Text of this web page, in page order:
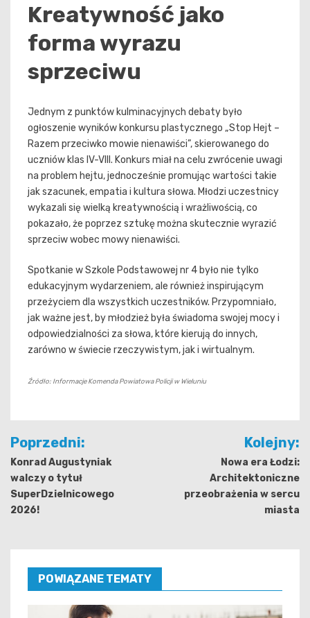
Kreatywność jako
forma wyrazu
sprzeciwu
Jednym z punktów kulminacyjnych debaty było
ogłoszenie wyników konkursu plastycznego „Stop Hejt –
Razem przeciwko mowie nienawiści”, skierowanego do
uczniów klas IV-VIII. Konkurs miał na celu zwrócenie uwagi
na problem hejtu, jednocześnie promując wartości takie
jak szacunek, empatia i kultura słowa. Młodzi uczestnicy
wykazali się wielką kreatywnością i wrażliwością, co
pokazało, że poprzez sztukę można skutecznie wyrazić
sprzeciw wobec mowy nienawiści.
Spotkanie w Szkole Podstawowej nr 4 było nie tylko
edukacyjnym wydarzeniem, ale również inspirującym
przeżyciem dla wszystkich uczestników. Przypomniało,
jak ważne jest, by młodzież była świadoma swojej mocy i
odpowiedzialności za słowa, które kierują do innych,
zarówno w świecie rzeczywistym, jak i wirtualnym.
Źródło: Informacje Komenda Powiatowa Policji w Wieluniu
Nawigacja
wpisu
Poprzedni:
Konrad Augustyniak
walczy o tytuł
SuperDzielnicowego
2026!
Kolejny:
Nowa era Łodzi:
Architektoniczne
przeobrażenia w sercu
miasta
POWIĄZANE TEMATY